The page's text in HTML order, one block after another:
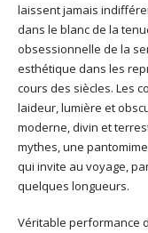
laissent jamais
dans le blanc de la
obsessionnelle de la
esthétique dans les
cours des siècles. Les
laideur, lumière et
moderne, divin et
mythes, une
qui invite au voyage,
quelques longueurs.
Véritable performance